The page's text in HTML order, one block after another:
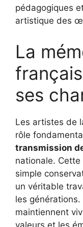
pédagogiques
artistique des
La
ses
Les artistes de
rôle
transmission
nationale.
simple
un véritable
les
maintiennent
valeurs et les